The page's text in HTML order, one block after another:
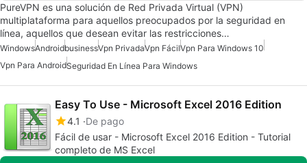
PureVPN es una solución de Red Privada Virtual (VPN)
multiplataforma para aquellos preocupados por la seguridad en
línea, aquellos que desean evitar las restricciones…
WindowsAndroidbusinessVpn PrivadaVpn FácilVpn Para Windows 10
Vpn Para AndroidSeguridad En Línea Para Windows
Easy To Use - Microsoft Excel 2016 Edition
4.1
De pago
Fácil de usar - Microsoft Excel 2016 Edition - Tutorial
completo de MS Excel